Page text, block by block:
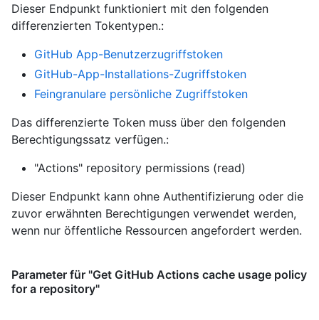
Dieser Endpunkt funktioniert mit den folgenden
differenzierten Tokentypen.:
GitHub App-Benutzerzugriffstoken
GitHub-App-Installations-Zugriffstoken
Feingranulare persönliche Zugriffstoken
Das differenzierte Token muss über den folgenden
Berechtigungssatz verfügen.:
"Actions" repository permissions (read)
Dieser Endpunkt kann ohne Authentifizierung oder die
zuvor erwähnten Berechtigungen verwendet werden,
wenn nur öffentliche Ressourcen angefordert werden.
Parameter für "Get GitHub Actions cache usage policy
for a repository"